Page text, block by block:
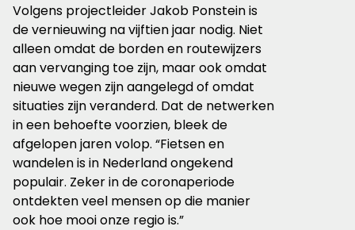
Volgens projectleider Jakob Ponstein is
de vernieuwing na vijftien jaar nodig. Niet
alleen omdat de borden en routewijzers
aan vervanging toe zijn, maar ook omdat
nieuwe wegen zijn aangelegd of omdat
situaties zijn veranderd. Dat de netwerken
in een behoefte voorzien, bleek de
afgelopen jaren volop. “Fietsen en
wandelen is in Nederland ongekend
populair. Zeker in de coronaperiode
ontdekten veel mensen op die manier
ook hoe mooi onze regio is.”